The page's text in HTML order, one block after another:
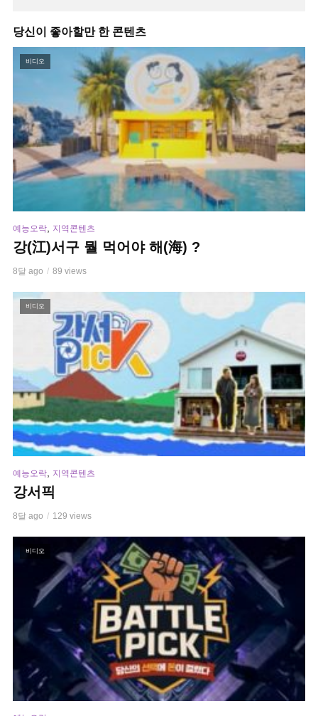
당신이 좋아할만 한 콘텐츠
비디오
예능오락 지역콘텐츠
강(江)서구 뭘 먹어야 해(海) ?
8달 ago 89 views
비디오
예능오락 지역콘텐츠
강서픽
8달 ago 129 views
비디오